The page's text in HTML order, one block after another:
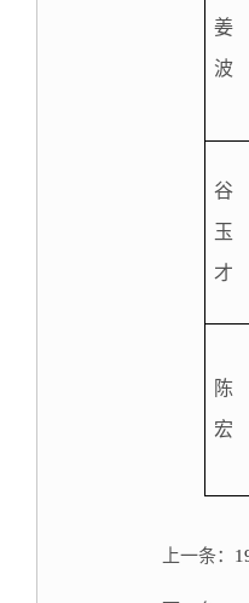
姜
波
谷
玉
才
陈
宏
上一条：